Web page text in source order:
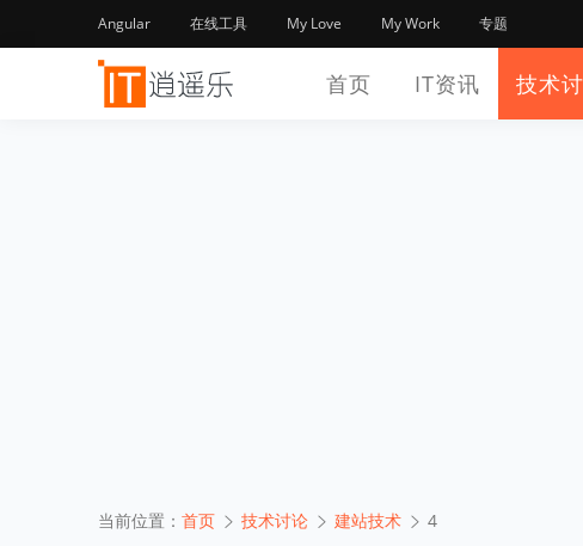
Angular 在线工具 My Love My Work 专题
首页 IT资讯 技术
当前位置： 首页 技术讨论 建站技术 4